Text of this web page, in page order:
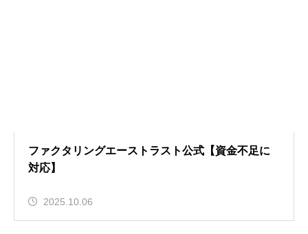
ファクタリングエーストラスト公式【資金不足に
対応】
2025.10.06